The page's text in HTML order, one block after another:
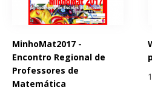
MinhoMat2017 -
Encontro Regional de
Professores de
Matemática